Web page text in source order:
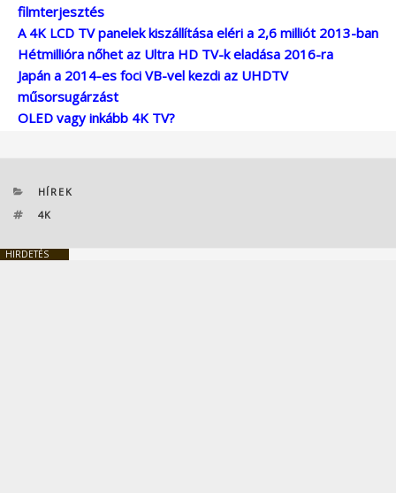
filmterjesztés
A 4K LCD TV panelek kiszállítása eléri a 2,6 milliót 2013-ban
Hétmillióra nőhet az Ultra HD TV-k eladása 2016-ra
Japán a 2014-es foci VB-vel kezdi az UHDTV
műsorsugárzást
OLED vagy inkább 4K TV?
KATEGÓRIÁK
HÍREK
CÍMKÉK
4K
HIRDETÉS